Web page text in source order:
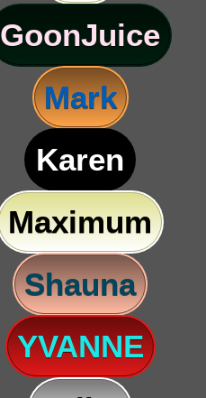
GoonJuice
Mark
Karen
Maximum
Shauna
YVANNE